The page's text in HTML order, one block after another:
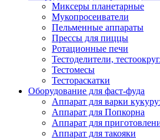
Миксеры планетарные
Мукопросеиватели
Пельменные аппараты
Прессы для пиццы
Ротационные печи
Тестоделители,
Тестомесы
Тестораскатки
Оборудование для фаст-фуда
Аппарат для варки
Аппарат для Попкорна
Аппарат для
Аппарат для такояки